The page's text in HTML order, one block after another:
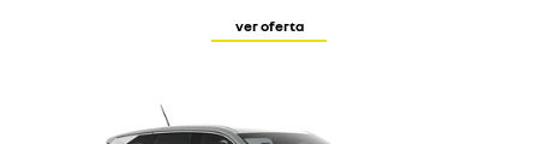
ver oferta